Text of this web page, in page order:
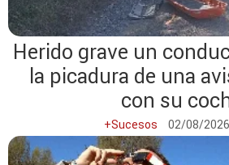
Herido grave un
la picadura de una
con su
+Sucesos 02/08/